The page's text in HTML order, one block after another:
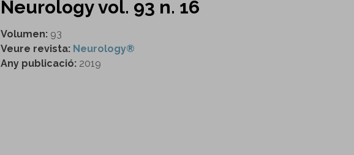
Neurology vol. 93 n. 16
Volumen: 93
Veure revista: Neurology®
Any publicació: 2019